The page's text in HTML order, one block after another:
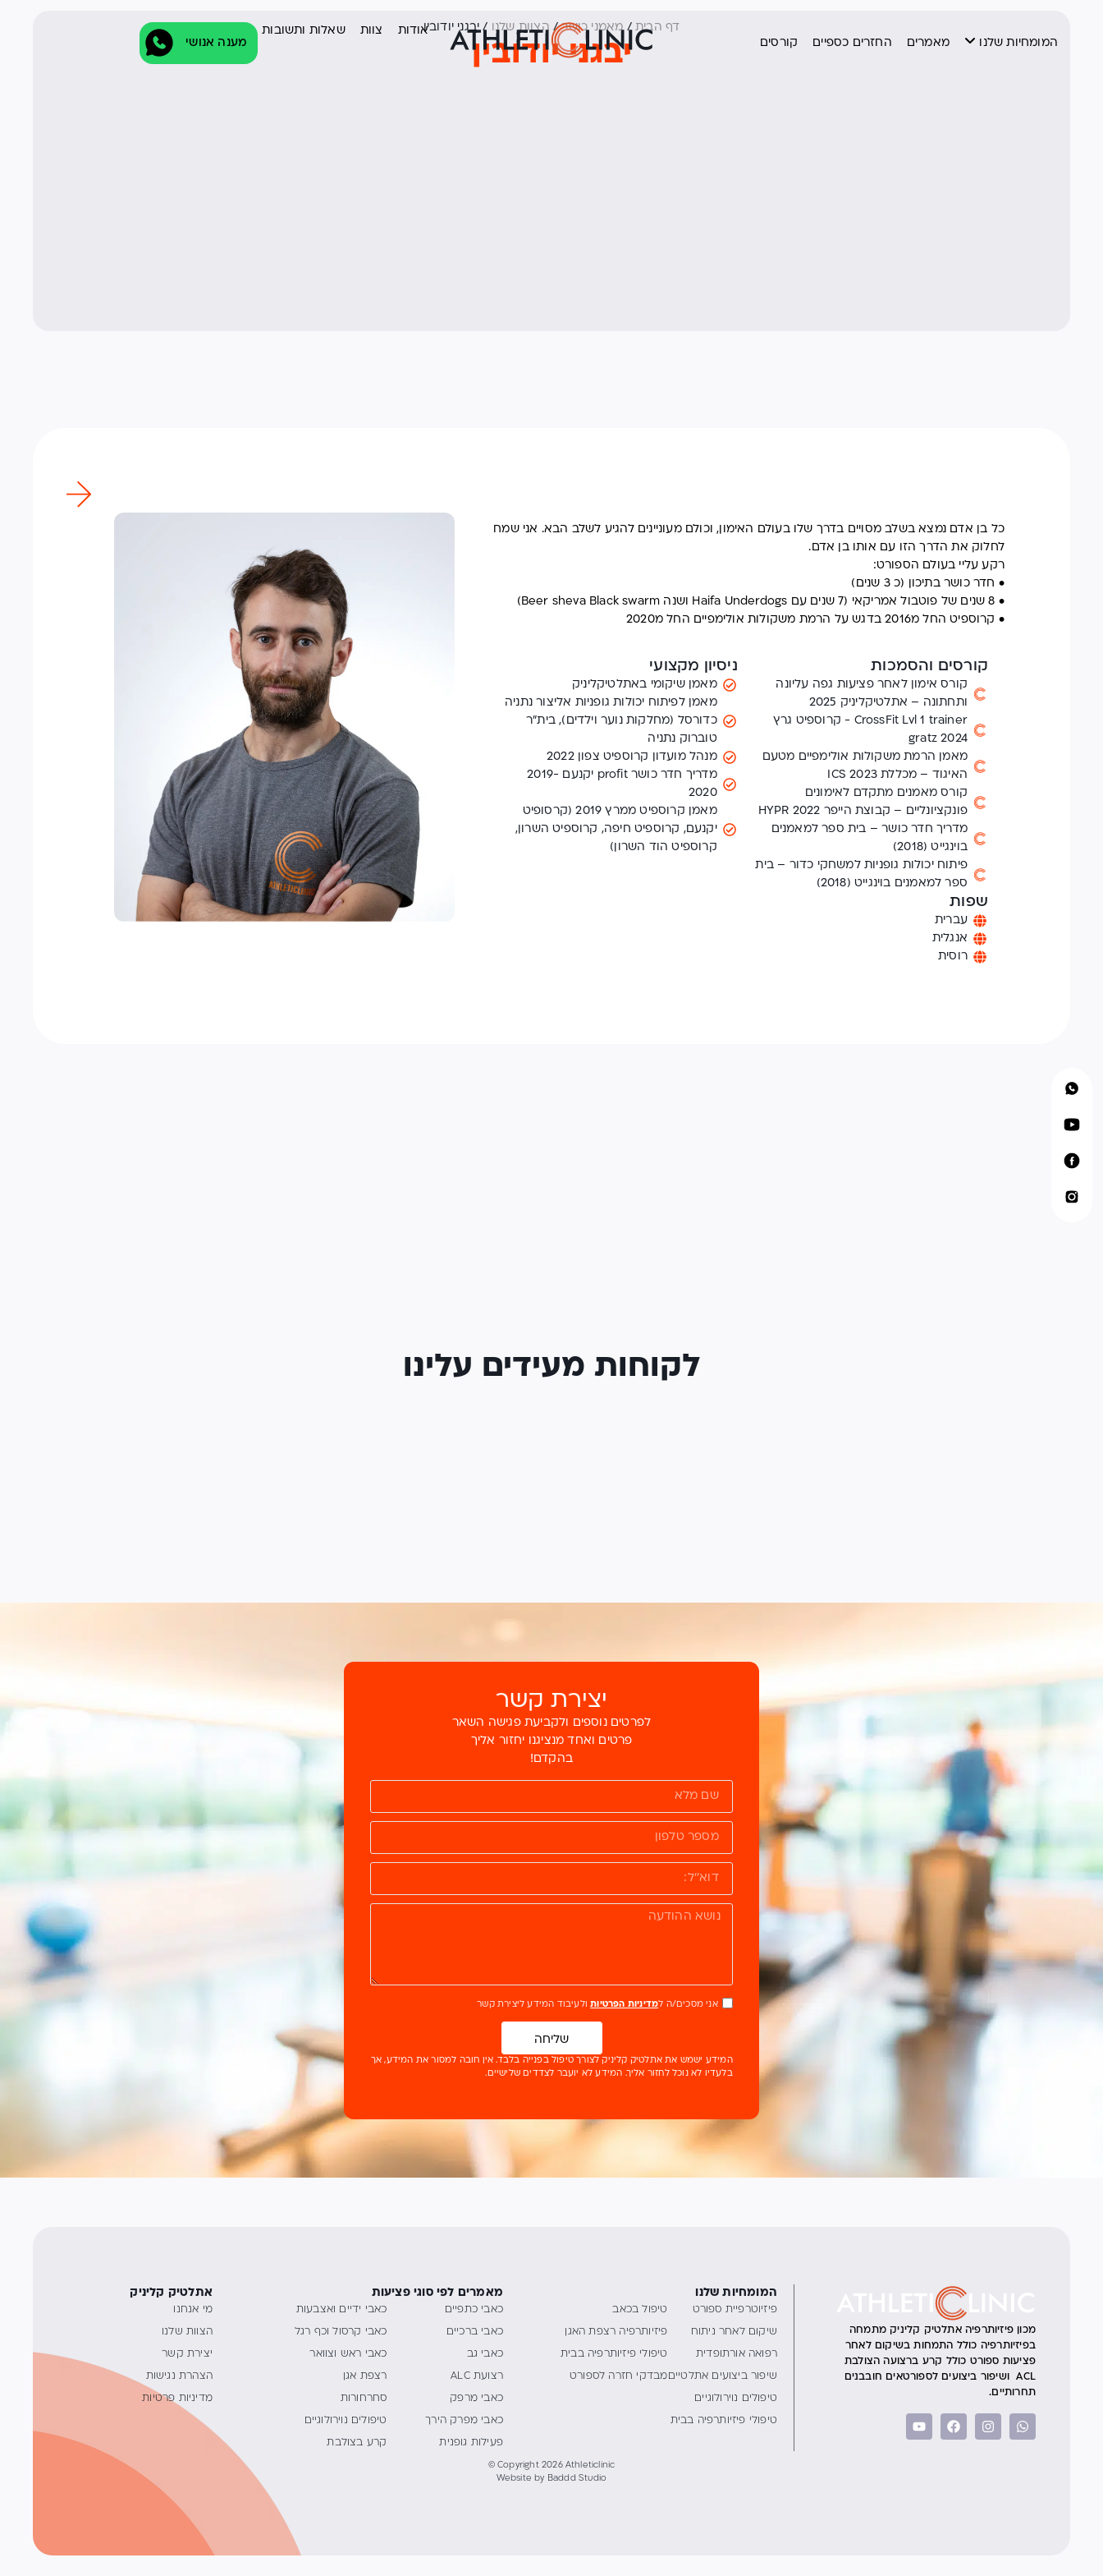
המומחיות שלנו מאמרים החזרים כספיים קורסים
אודות צוות
שאלות ותשובות
מענה אנושי
דף הבית/מאמני כושר/ הצוות שלנו /יבגני יודובין
יבגני יודובין
כל בן אדם נמצא בשלב מסויים בדרך שלו בעולם האימון, וכולם מעוניינים להגיע לשלב הבא. אני שמח
לחלוק את הדרך הזו עם אותו בן אדם.
רקע עליי בעולם הספורט:
• חדר כושר בתיכון (כ 3 שנים)
• 8 שנים של פוטבול אמריקאי (7 שנים עם Haifa Underdogs ושנה Beer sheva Black swarm)
• קרוספיט החל מ2016 בדגש על הרמת משקולות אולימפיים החל מ2020
קורסים והסמכות
קורס אימון לאחר פציעות גפה עליונה
ותחתונה – אתלטיקליניק 2025
CrossFit Lvl 1 trainer - קרוספיט גרץ
gratz 2024
מאמן הרמת משקולות אולימפיים מטעם
האיגוד – מכללת ICS 2023
קורס מאמנים מתקדם לאימונים
פונקציונליים – קבוצת הייפר HYPR 2022
מדריך חדר כושר – בית ספר למאמנים
בוינגייט (2018)
פיתוח יכולות גופניות למשחקי כדור – בית
ספר למאמנים בוינגייט (2018)
שפות
עברית
אנגלית
רוסית
ניסיון מקצועי
מאמן שיקומי באתלטיקליניק
מאמן לפיתוח יכולות גופניות אליצור נתניה
כדורסל (מחלקות נוער וילדים), בית״ר
טוברוק נתניה
מנהל מועדון קרוספיט צפון 2022
מדריך חדר כושר profit יקנעם 2019-
2020
מאמן קרוספיט ממרץ 2019 (קרסופיט
יקנעם, קרוספיט חיפה, קרוספיט השרון,
קרוספיט הוד השרון)
לקוחות מעידים עלינו
יצירת קשר
לפרטים נוספים ולקביעת פגישה השאר
פרטים ואחד מנציגנו יחזור אליך
בהקדם!
אני מסכים/ה למדיניות הפרטיותולעיבוד המידע ליצירת קשר
שליחה
המידע ישמש את אתלטיק קליניק לצורך טיפול בפנייה בלבד. אין חובה למסור את המידע, אך
בלעדיו לא נוכל לחזור אליך. המידע לא יועבר לצדדים שלישיים.
מכון פיזיותרפיה אתלטיק קליניק מתמחה
בפיזיותרפיה כולל התמחות בשיקום לאחר
פציעות ספורט כולל קרע ברצועה הצולבת
ACL ושיפור ביצועים לספורטאים חובבנים
תחרותיים.
המומחיות שלנו
פיזיוטרפיית ספורט
שיקום לאחר ניתוח
רפואה אורתופדית
שיפור ביצועים אתלטיים
טיפולים נוירולוגיים
טיפולי פיזיותרפיה בבית
טיפול בכאב
פיזיותרפיה רצפת האגן
טיפולי פיזיותרפיה בבית
מבדקי חזרה לספורט
מאמרים לפי סוגי פציעות
כאבי כתפיים
כאבי ברכיים
כאבי גב
רצועת ALC
כאבי מרפק
כאבי מפרק הירך
פעילות גופנית
כאבי ידיים ואצבעות
כאבי קרסול וכף רגל
כאבי ראש וצוואר
רצפת אגן
סחרחורות
טיפולים נוירולוגיים
קרע בצולבת
אתלטיק קליניק
מי אנחנו
הצוות שלנו
יצירת קשר
הצהרת נגישות
מדיניות פרטיות
© Copyright 2026 Athleticlinic
Website by Baddd Studio